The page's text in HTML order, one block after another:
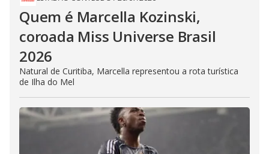
Quem é Marcella Kozinski,
coroada Miss Universe Brasil
2026
Natural de Curitiba, Marcella representou a rota turística
de Ilha do Mel